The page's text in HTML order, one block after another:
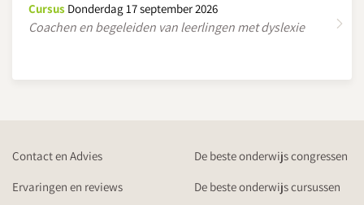
Cursus Donderdag 17 september 2026
Coachen en begeleiden van leerlingen met dyslexie
Contact en Advies
De beste onderwijs congressen
Ervaringen en reviews
De beste onderwijs cursussen